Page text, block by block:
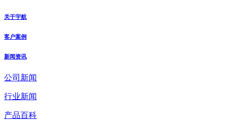
关于宇航
客户案例
新闻资讯
公司新闻
行业新闻
产品百科